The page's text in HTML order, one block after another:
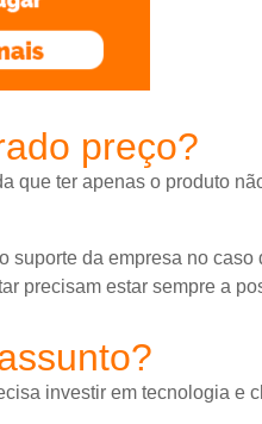
preço?
que ter apenas o produto
suporte da empresa no caso
precisam estar sempre a
investir em tecnologia e